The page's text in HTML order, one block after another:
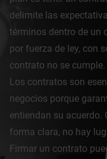
delimite las
términos dentro de un
por fuerza de ley, con
contrato no se cumple.
Los contratos son
negocios porque
entiendan su acuerdo.
forma clara, no hay
Firmar un contrato